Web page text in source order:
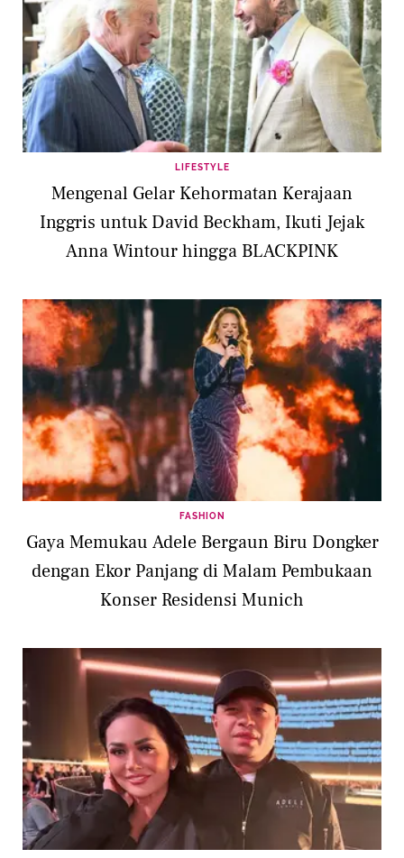
LIFESTYLE
Mengenal Gelar Kehormatan Kerajaan
Inggris untuk David Beckham, Ikuti Jejak
Anna Wintour hingga BLACKPINK
FASHION
Gaya Memukau Adele Bergaun Biru Dongker
dengan Ekor Panjang di Malam Pembukaan
Konser Residensi Munich